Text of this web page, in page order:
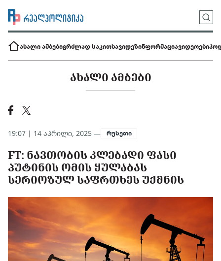
ახალი ამბებიგრძლად საკითხავიდეზინფორმაციავიდეოები
ᲐᲮᲐᲚᲘ ᲐᲛᲑᲔᲑᲘ
19:07 | 14 აპრილი, 2025 — რუსეთი
FT: ᲜᲐᲕᲗᲝᲑᲘᲡ ᲙᲚᲔᲑᲐᲓᲘ ᲤᲐᲡᲘ
ᲞᲣᲢᲘᲜᲘᲡ ᲝᲛᲘᲡ ᲧᲣᲚᲐᲑᲐᲡ
ᲡᲔᲠᲘᲝᲖᲣᲚ ᲡᲐᲤᲠᲗᲮᲔᲡ ᲣᲥᲛᲜᲘᲡ